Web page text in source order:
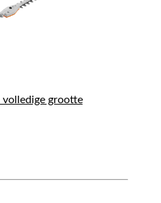
volledige grootte